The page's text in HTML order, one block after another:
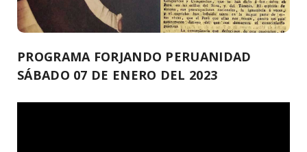
PROGRAMA FORJANDO PERUANIDAD
SÁBADO 07 DE ENERO DEL 2023